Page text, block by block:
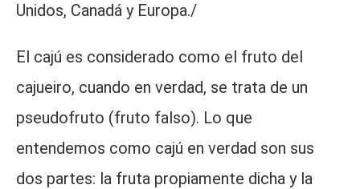
Unidos, Canadá y Europa./
El cajú es considerado como el fruto del
cajueiro, cuando en verdad, se trata de un
pseudofruto (fruto falso). Lo que
entendemos como cajú en verdad son sus
dos partes: la fruta propiamente dicha y la